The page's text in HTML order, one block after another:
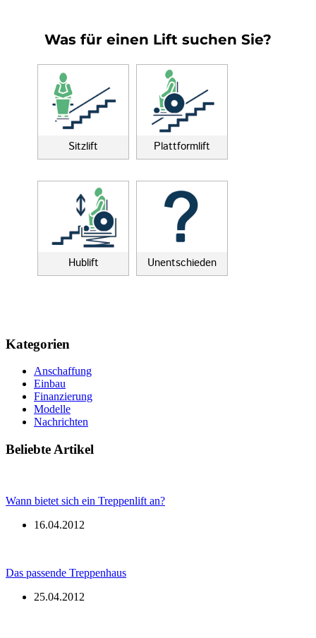
Kategorien
Anschaffung
Einbau
Finanzierung
Modelle
Nachrichten
Beliebte Artikel
Wann bietet sich ein Treppenlift an?
16.04.2012
Das passende Treppenhaus
25.04.2012